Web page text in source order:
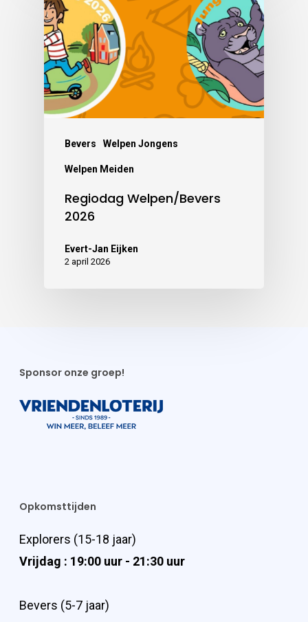
Bevers Welpen Jongens
Welpen Meiden
Regiodag Welpen/Bevers
2026
Evert-Jan Eijken
2 april 2026
Sponsor onze groep!
Opkomsttijden
Explorers (15-18 jaar)
Vrijdag : 19:00 uur - 21:30 uur
Bevers (5-7 jaar)